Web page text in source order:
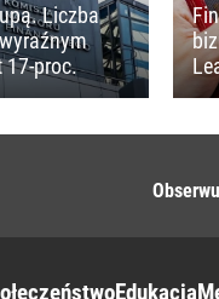
Liczba
17-proc.
Edukacja